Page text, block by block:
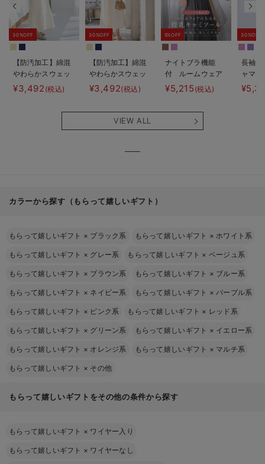
30%OFF
【防汚加工】綿混
やわらかスウェッ
ト半袖ティアード
ネグリジェ マタ
¥3,492 (税込)
30%OFF
【防汚加工】綿混
やわらかスウェッ
ト半袖フレアワン
ピース マタニテ
も長く使える】
¥3,492(税込)
5%OFF
ナイトブラ機能
付 ルームウェア
にもなる授乳キャ
ミソール
¥5,215 (税込)
30%OFF
長袖サ
ャマ
ェー
VIEW ALL
カラーから探す（もらって嬉しいギフト）
もらって嬉しいギフト × ブラック系 もらって嬉しいギフト ×ホワイト系
もらって嬉しいギフト × グレー系 もらって嬉しいギフト × ベージュ系
もらって嬉しいギフト × ブラウン系 もらって嬉しいギフト × ブルー系
もらって嬉しいギフト × ネイビー系 もらって嬉しいギフト ×パープル系
もらって嬉しいギフト × ピンク系 もらって嬉しいギフト × レッド系
もらって嬉しいギフト × グリーン系 もらって嬉しいギフト × イエロー系
もらって嬉しいギフト × オレンジ系 もらって嬉しいギフト × マルチ系
もらって嬉しいギフト × その他
もらって嬉しいギフトをその他の条件から探す
もらって嬉しいギフト × ワイヤー入り
もらって嬉しいギフト × ワイヤーなし